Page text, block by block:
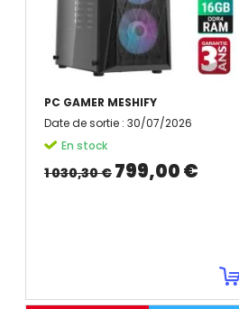
PC GAMER MESHIFY
Date de sortie : 30/07/2026
En stock
1 030,30 € 799,00 €